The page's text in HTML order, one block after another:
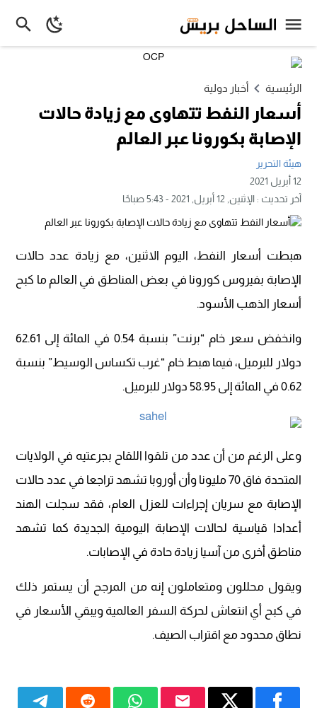
الرئيسية أخبار دولية
أسعار النفط تتهاوى مع زيادة حالات
الإصابة بكورونا عبر العالم
هيئة التحرير
12 أبريل 2021
آخر تحديث :الإثنين, 12 أبريل, 2021 - 5:43 صباحًا
هبطت أسعار النفط، اليوم الاثنين، مع زيادة عدد حالات
الإصابة بفيروس كورونا في بعض المناطق في العالم ما كبح
أسعار الذهب الأسود.
وانخفض سعر خام “برنت” بنسبة 0.54 في المائة إلى 62.61
دولار للبرميل، فيما هبط خام “غرب تكساس الوسيط” بنسبة
0.62 في المائة إلى 58.95 دولار للبرميل.
وعلى الرغم من أن عدد من تلقوا اللقاح بجرعتيه في الولايات
المتحدة فاق 70 مليونا وأن أوروبا تشهد تراجعا في عدد حالات
الإصابة مع سريان إجراءات للعزل العام، فقد سجلت الهند
أعدادا قياسية لحالات الإصابة اليومية الجديدة كما تشهد
مناطق أخرى من آسيا زيادة حادة في الإصابات.
ويقول محللون ومتعاملون إنه من المرجح أن يستمر ذلك
في كبح أي انتعاش لحركة السفر العالمية ويبقي الأسعار في
نطاق محدود مع اقتراب الصيف.